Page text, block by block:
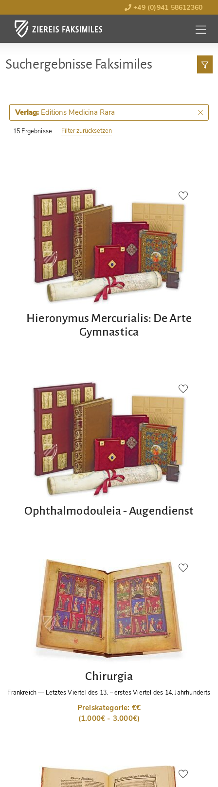
+49 (0)941 58612360
MENÜ
Such­ergebnisse Faksimiles
15 Ergebnisse
Verlag: Editions Medicina Rara
Filter zurücksetzen
Hieronymus Mercurialis: De Arte
Gymnastica
Ophthalmodouleia - Augendienst
Chirurgia
Frankreich— Letztes Viertel des 13. – erstes Viertel des 14. Jahrhunderts
Preiskategorie: €€
(1.000€ - 3.000€)